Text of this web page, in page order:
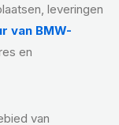
leveringen
van BMW-
en
van